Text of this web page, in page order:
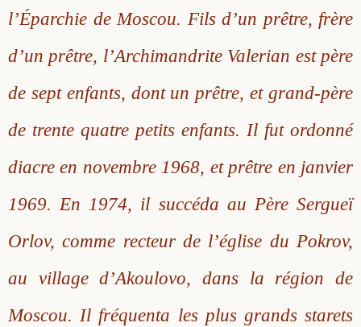
Saint Sophrony l’Athonite
Staritsa Marie Makovkine
Archimandrite Lazare (Abachidzé)
Archimandrite Nathanaël (Pospelov)
Père Héliodore
l’Éparchie de Moscou. Fils d’un prêtre, frère
d’un prêtre, l’Archimandrite Valerian est père
de sept enfants, dont un prêtre, et grand-père
de trente quatre petits enfants. Il fut ordonné
diacre en novembre 1968, et prêtre en janvier
1969. En 1974, il succéda au Père Sergueï
Orlov, comme recteur de l’église du Pokrov,
au village d’Akoulovo, dans la région de
Moscou. Il fréquenta les plus grands starets